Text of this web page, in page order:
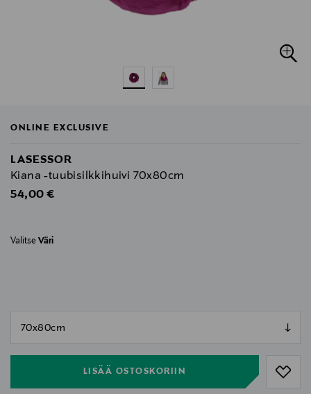
ONLINE EXCLUSIVE
LASESSOR
Kiana -tuubisilkkihuivi 70x80cm
Original Price
54,00 €
Valitse Väri
LISÄÄ OSTOSKORIIN